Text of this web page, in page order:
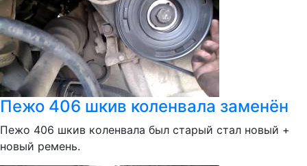
Пежо 406 шкив коленвала заменён
Пежо 406 шкив коленвала был старый стал новый +
новый ремень.